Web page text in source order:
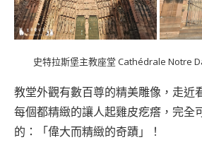
史特拉斯堡主教座堂 Cathédrale Notre
教堂外觀有數百尊的精美雕像，走近
每個都精緻的讓人起雞皮疙瘩，完全
的：「偉大而精緻的奇蹟」！